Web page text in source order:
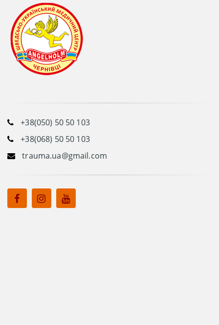
+38(050) 50 50 103
+38(068) 50 50 103
trauma.ua@gmail.com